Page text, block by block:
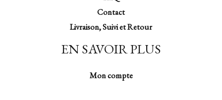
Contact
Livraison, Suivi et Retour
EN SAVOIR PLUS
Mon compte